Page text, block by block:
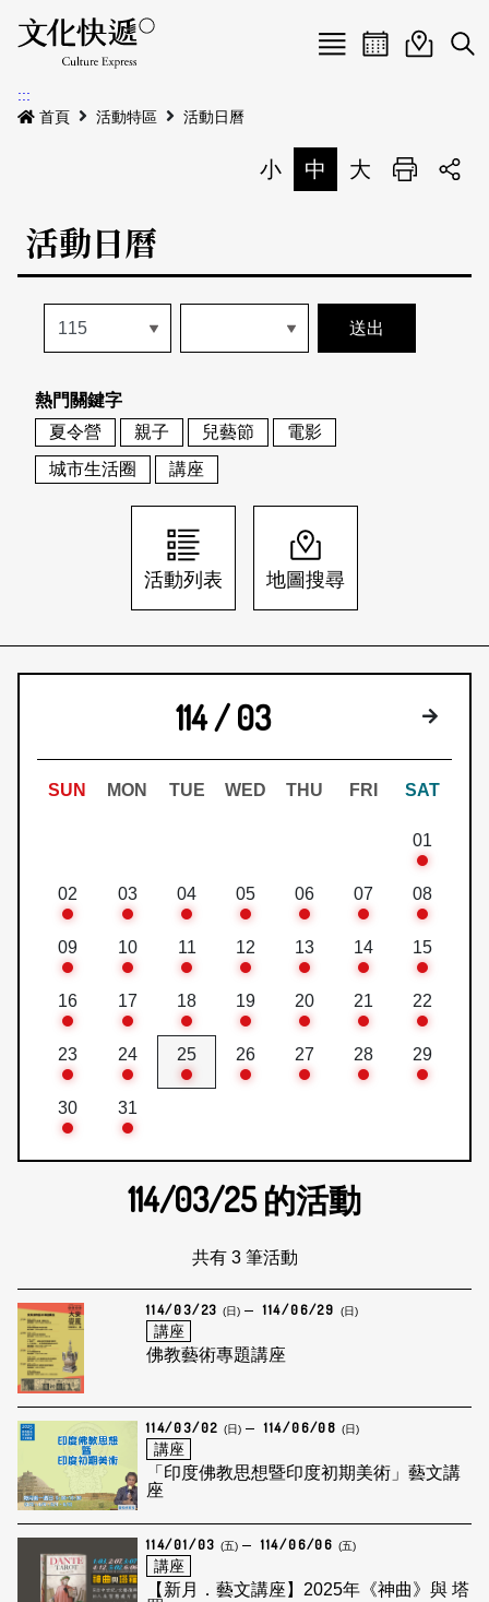
Menu
最新公告
本期專題
歷史專題
活動特區
活動列表
地圖搜尋
關於我們
關於我們
刊物索取地點
會員基本資料
刊登活動
網站導覽 English
日本語 登入/註冊
活動日曆活動地圖
展
:::
首頁
活動特區 活動日曆
小 中 大 列印
活動日曆
熱門關鍵字
夏令營
親子 兒藝節
電影
城市生活圈
講座
活動列表 地圖搜尋
114 / 03 下個月
SUN MON TUE WED THU FRI SAT
01
02 03 04 05 06 07 08
09 10 11 12 13 14 15
16 17 18 19 20 21 22
23 24 25 26 27 28 29
30 31
114/03/25的活動
共有 3 筆活動
114/03/23 (日) 114/06/29 (日)
講座
佛教藝術專題講座
114/03/02 (日) 114/06/08 (日)
講座
「印度佛教思想暨印度初期美術」藝文講
座
114/01/03 (五) 114/06/06 (五)
講座
【新月．藝文講座】2025年《神曲》與 塔